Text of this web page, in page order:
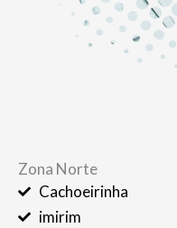
Zona Norte
Cachoeirinha
imirim